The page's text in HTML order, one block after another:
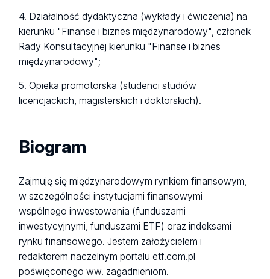
4. Działalność dydaktyczna (wykłady i ćwiczenia) na
kierunku "Finanse i biznes międzynarodowy", członek
Rady Konsultacyjnej kierunku "Finanse i biznes
międzynarodowy";
5. Opieka promotorska (studenci studiów
licencjackich, magisterskich i doktorskich).
Biogram
Zajmuję się międzynarodowym rynkiem finansowym,
w szczególności instytucjami finansowymi
wspólnego inwestowania (funduszami
inwestycyjnymi, funduszami ETF) oraz indeksami
rynku finansowego. Jestem założycielem i
redaktorem naczelnym portalu etf.com.pl
poświęconego ww. zagadnieniom.